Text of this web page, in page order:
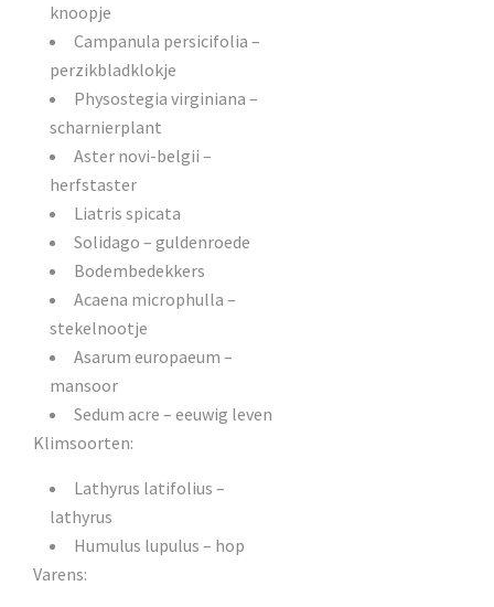
knoopje
Campanula persicifolia –
perzikbladklokje
Physostegia virginiana –
scharnierplant
Aster novi-belgii –
herfstaster
Liatris spicata
Solidago – guldenroede
Bodembedekkers
Acaena microphulla –
stekelnootje
Asarum europaeum –
mansoor
Sedum acre – eeuwig leven
Klimsoorten:
Lathyrus latifolius –
lathyrus
Humulus lupulus – hop
Varens: